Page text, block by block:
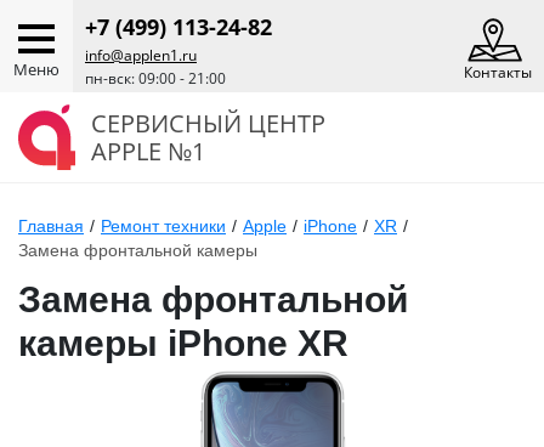
Меню
+7 (499) 113-24-82
info@applen1.ru
пн-вск: 09:00 - 21:00
Контакты
СЕРВИСНЫЙ ЦЕНТР
APPLE №1
Главная / Ремонт техники / Apple / iPhone / XR /
Замена фронтальной камеры
Замена фронтальной
камеры iPhone XR